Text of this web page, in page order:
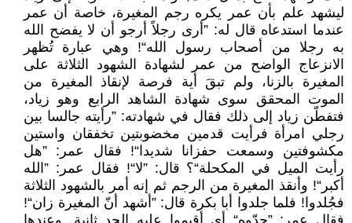
ليشهد علم بأن عمر يكره رجم المغيرة، خاصة أن عمر
عندما استدعاه قال له: ”أرى رجلاً أرجو أن لا يفضح الله
به رجلا من أصحاب رسول الله“! وهي عبارة تُظهر
الانزعاج الواضح من عمر لشهادة الشهود الثلاثة على
المغيرة بالزنا، ولم تبقَ أية فرصة لإنقاذ المغيرة من
الموت المحقق سوى شهادة الشاهد الرابع وهو زياد،
فتفطّن زياد إلى ذلك فقال في شهادته: ”رأيته جالسا بين
رجلي امرأة فرأيت قدمين مخضوبتين تخفقان واستين
مكشوفتين وسمعت حفزانا شديدا“! فقال عمر: ”هل
رأيت الميل في المكحلة“؟ قال: ”لا“! فقال عمر: ”الله
أكبر“! وأنقذ المغيرة من الرجم ثم إنه أمر بالشهود الثلاثة
فجُلدوا! فلما جلدوا أبا بكرة قال: ”أشهد أنّ المغيرة زان“!